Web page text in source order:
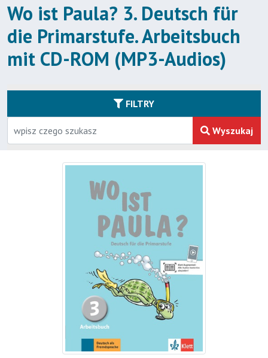
Wo ist Paula? 3. Deutsch für
die Primarstufe. Arbeitsbuch
mit CD-ROM (MP3-Audios)
FILTRY
Wyszukaj